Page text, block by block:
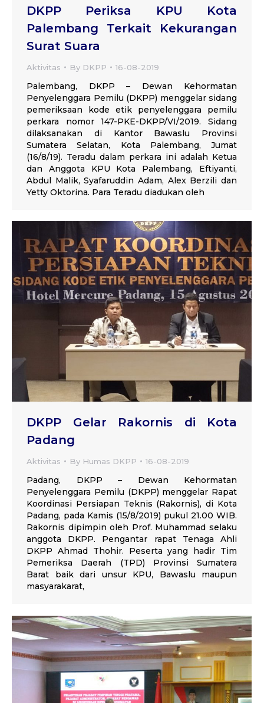
DKPP Periksa KPU Kota
Palembang Terkait Kekurangan
Surat Suara
Aktivitas By DKPP 16-08-2019
Palembang, DKPP – Dewan Kehormatan
Penyelenggara Pemilu (DKPP) menggelar sidang
pemeriksaan kode etik penyelenggara pemilu
perkara nomor 147-PKE-DKPP/VI/2019. Sidang
dilaksanakan di Kantor Bawaslu Provinsi
Sumatera Selatan, Kota Palembang, Jumat
(16/8/19). Teradu dalam perkara ini adalah Ketua
dan Anggota KPU Kota Palembang, Eftiyanti,
Abdul Malik, Syafaruddin Adam, Alex Berzili dan
Yetty Oktorina. Para Teradu diadukan oleh
DKPP Gelar Rakornis di Kota
Padang
Aktivitas By Humas DKPP 16-08-2019
Padang, DKPP – Dewan Kehormatan
Penyelenggara Pemilu (DKPP) menggelar Rapat
Koordinasi Persiapan Teknis (Rakornis), di Kota
Padang, pada Kamis (15/8/2019) pukul 21.00 WIB.
Rakornis dipimpin oleh Prof. Muhammad selaku
anggota DKPP. Pengantar rapat Tenaga Ahli
DKPP Ahmad Thohir. Peserta yang hadir Tim
Pemeriksa Daerah (TPD) Provinsi Sumatera
Barat baik dari unsur KPU, Bawaslu maupun
masyarakarat,